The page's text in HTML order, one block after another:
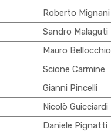
Roberto Mignani
Sandro Malaguti
Mauro Bellocchio
Scione Carmine
Gianni Pincelli
Nicolò Guicciardi
Daniele Pignatti